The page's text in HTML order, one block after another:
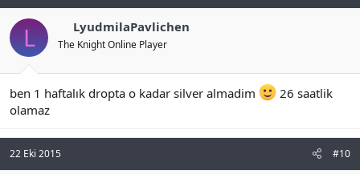
L LyudmilaPavlichen
The Knight Online Player
ben 1 haftalık dropta o kadar silver almadim
26 saatlik
olamaz
22 Eki 2015 #10